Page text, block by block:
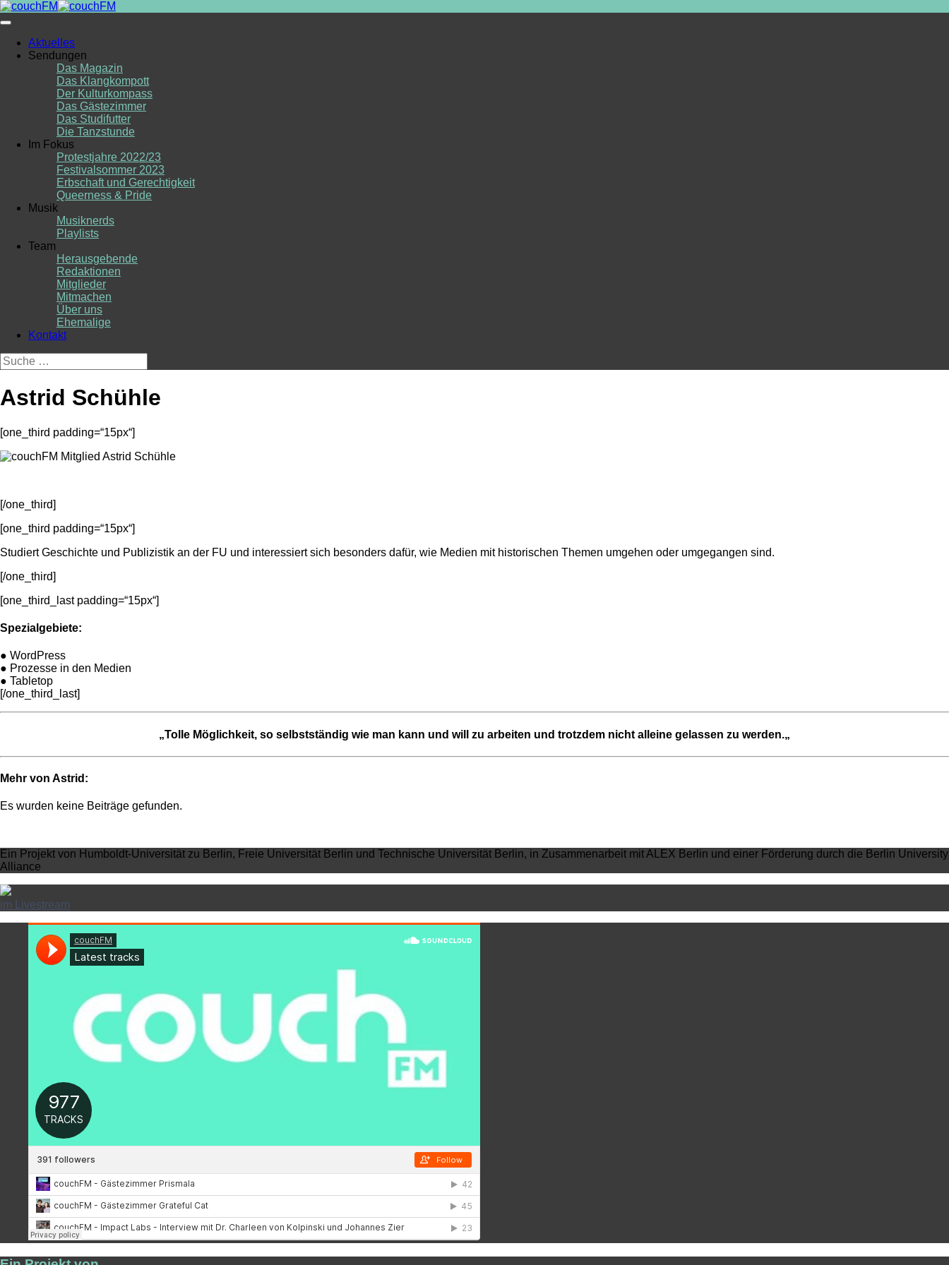
Skip
to
Aktuelles
Sendungen
Das Magazin
Das Klangkompott
Der Kulturkompass
Das Gästezimmer
Das Studifutter
Die Tanzstunde
Im Fokus
Protestjahre 2022/23
Festivalsommer 2023
Erbschaft und Gerechtigkeit
Queerness & Pride
Musik
Musiknerds
Playlists
Team
Herausgebende
Redaktionen
Mitglieder
Mitmachen
Über uns
Ehemalige
Kontakt
Suche
nach:
Astrid Schühle
[one_third padding=“15px“]
[/one_third]
[one_third padding=“15px“]
Studiert Geschichte und Publizistik an der FU und interessiert sich besonders dafür, wie Medien mit historischen Themen umgehen oder umgegangen sind.
[/one_third]
[one_third_last padding=“15px“]
Spezialgebiete:
● WordPress
● Prozesse in den Medien
● Tabletop
[/one_third_last]
„Tolle Möglichkeit, so selbstständig wie man kann und will zu arbeiten und trotzdem nicht alleine gelassen zu werden.„
Mehr von Astrid:
Es wurden keine Beiträge gefunden.
Ein Projekt von Humboldt-Universität zu Berlin, Freie Universität Berlin und Technische Universität Berlin, in Zusammenarbeit mit ALEX Berlin und einer Förderung durch die Berlin University
Alliance
im Livestream